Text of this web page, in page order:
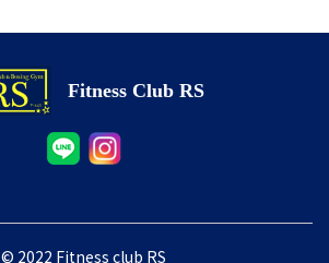
Fitness Club RS
© 2022 Fitness club RS